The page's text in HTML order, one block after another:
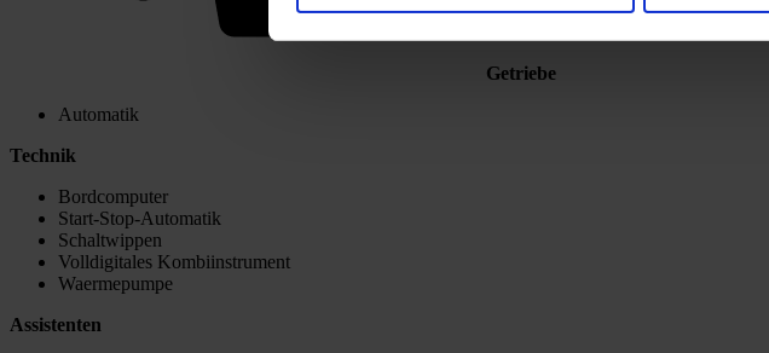
Getriebe
Automatik
Technik
Bordcomputer
Start-Stop-Automatik
Schaltwippen
Volldigitales Kombiinstrument
Waermepumpe
Assistenten